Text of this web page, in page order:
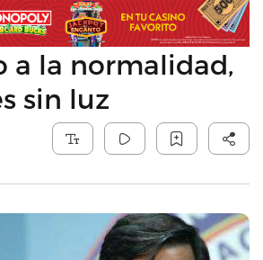
a la normalidad,
sin luz